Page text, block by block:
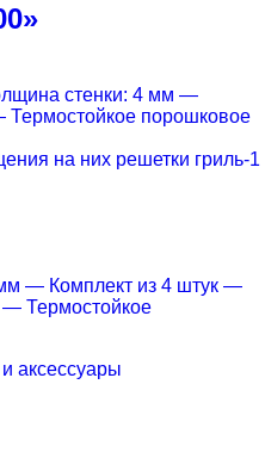
стенки: 4 мм —
Термостойкое порошковое
— Комплект из 4 штук —
— Термостойкое
аксессуары